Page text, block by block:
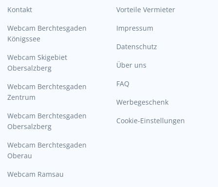
Kontakt
Webcam Berchtesgaden
Königssee
Webcam Skigebiet
Obersalzberg
Webcam Berchtesgaden
Zentrum
Webcam Berchtesgaden
Obersalzberg
Webcam Berchtesgaden
Oberau
Webcam Ramsau
Vorteile Vermieter
Impressum
Datenschutz
Über uns
FAQ
Werbegeschenk
Cookie-Einstellungen